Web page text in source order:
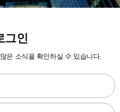
그인
은 소식을 확인하실 수 있습니다.